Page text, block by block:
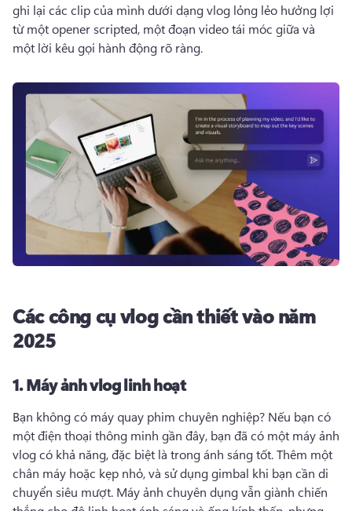
ghi lại các clip của mình dưới dạng vlog lỏng lẻo hưởng lợi
từ một opener scripted, một đoạn video tái móc giữa và
một lời kêu gọi hành động rõ ràng.
Các công cụ vlog cần thiết vào năm
2025
1.Máy ảnh vlog linh hoạt
Bạn không có máy quay phim chuyên nghiệp? Nếu bạn có
một điện thoại thông minh gần đây, bạn đã có một máy ảnh
vlog có khả năng, đặc biệt là trong ánh sáng tốt. Thêm một
chân máy hoặc kẹp nhỏ, và sử dụng gimbal khi bạn cần di
chuyển siêu mượt. Máy ảnh chuyên dụng vẫn giành chiến